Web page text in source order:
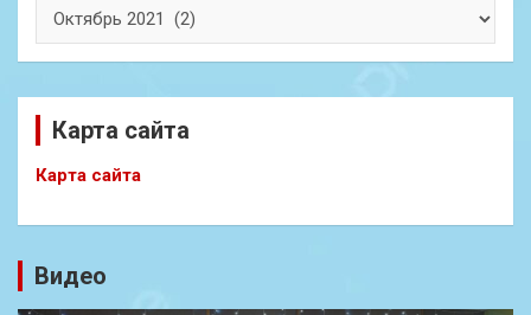
Карта сайта
Карта сайта
Видео